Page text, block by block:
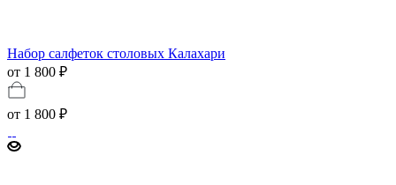
Набор салфеток столовых Калахари
от 1 800 ₽
от 1 800 ₽